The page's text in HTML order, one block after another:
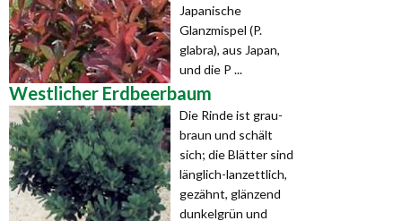
Japanische
Glanzmispel (P.
glabra), aus Japan,
und die P ...
Westlicher Erdbeerbaum
Die Rinde ist grau-
braun und schält
sich; die Blätter sind
länglich-lanzettlich,
gezähnt, glänzend
dunkelgrün und